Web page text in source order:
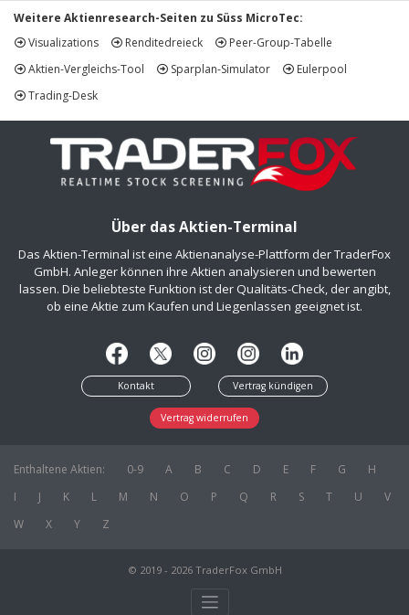
Weitere Aktienresearch-Seiten zu Süss MicroTec:
Visualizations
Renditedreieck
Peer-Group-Tabelle
Aktien-Vergleichs-Tool
Sparplan-Simulator
Eulerpool
Trading-Desk
Über das Aktien-Terminal
Das Aktien-Terminal ist eine Aktienanalyse-Plattform der TraderFox
GmbH. Anleger können ihre Aktien analysieren und bewerten
lassen. Die beliebteste Funktion ist der Qualitäts-Check, der angibt,
ob eine Aktie zum Kaufen und Liegenlassen geeignet ist.
Kontakt Vertrag kündigen
Vertrag widerrufen
Enthaltene Aktien: 0-9 A B C D E F G
H
I
J K L M N O P Q R S T U
V
W
X Y Z
© 2019 - 2026 TraderFox GmbH